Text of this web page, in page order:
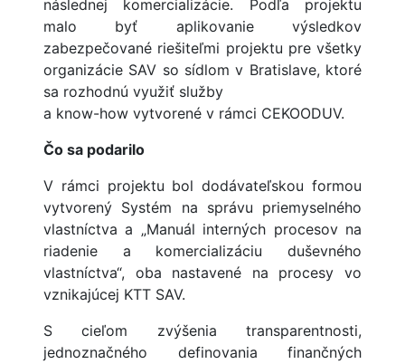
následnej komercializácie. Podľa projektu
malo byť aplikovanie výsledkov
zabezpečované riešiteľmi projektu pre všetky
organizácie SAV so sídlom v Bratislave, ktoré
sa rozhodnú využiť služby
a know-how vytvorené v rámci CEKOODUV.
Čo sa podarilo
V rámci projektu bol dodávateľskou formou
vytvorený Systém na správu priemyselného
vlastníctva a „Manuál interných procesov na
riadenie a komercializáciu duševného
vlastníctva“, oba nastavené na procesy vo
vznikajúcej KTT SAV.
S cieľom zvýšenia transparentnosti,
jednoznačného definovania finančných